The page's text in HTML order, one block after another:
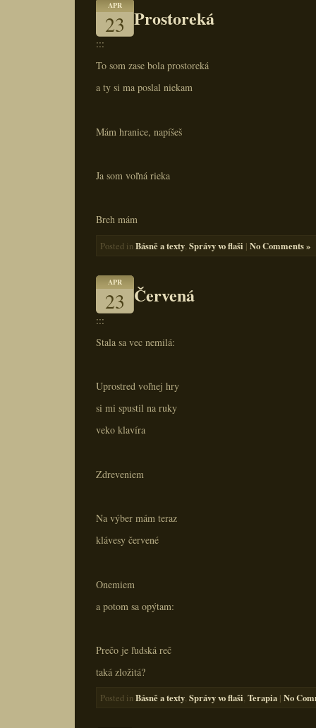
APR
23 Prostoreká
:::
To som zase bola prostoreká
a ty si ma poslal niekam
Mám hranice, napíšeš
Ja som voľná rieka
Breh mám
Posted inBásně a texty, Správy vo flaši | No Comments »
APR
23 Červená
:::
Stala sa vec nemilá:
Uprostred voľnej hry
si mi spustil na ruky
veko klavíra
Zdreveniem
Na výber mám teraz
klávesy červené
Onemiem
a potom sa opýtam:
Prečo je ľudská reč
taká zložitá?
Posted inBásně a texty, Správy vo flaši, Terapia | No